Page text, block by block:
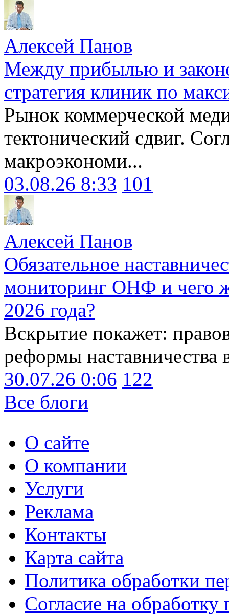
Алексей Панов
Между прибылью и
стратегия клиник по
Рынок коммерческой
тектонический сдвиг.
макроэкономи...
03.08.26 8:33 101
Алексей Панов
Обязательное
мониторинг ОНФ и чего
2026 года?
Вскрытие покажет:
реформы наставничества
30.07.26 0:06 122
Все блоги
О сайте
О компании
Услуги
Реклама
Контакты
Карта сайта
Политика обработки
Согласие на